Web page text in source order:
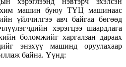
машин буюу ТҮЦ машинаас
үйлчилгээ авч байгаа бөгөөд
хэрэгцээ шаардлага
боломжийг харгалзан дараах
энэхүү машинд оруулахаар
байна. Үүнд: